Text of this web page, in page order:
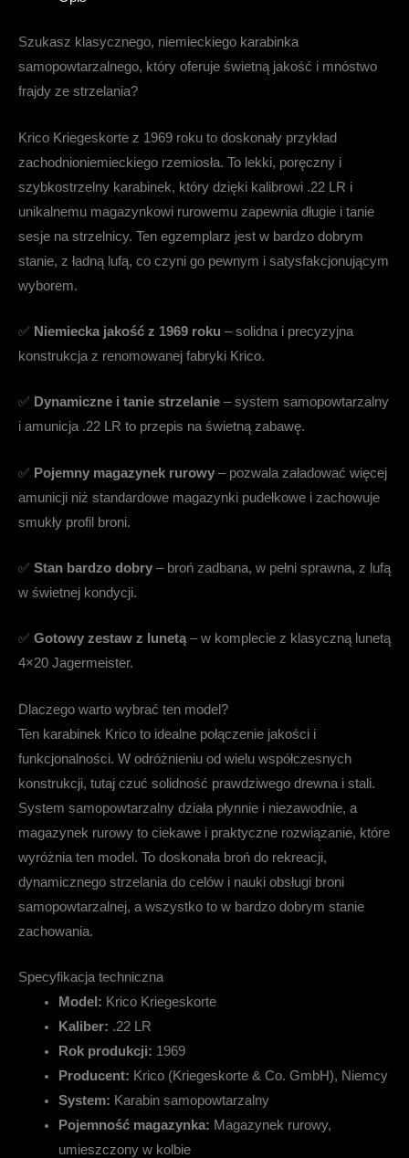
Szukasz klasycznego, niemieckiego karabinka
samopowtarzalnego, który oferuje świetną jakość i mnóstwo
frajdy ze strzelania?
Krico Kriegeskorte z 1969 roku to doskonały przykład
zachodnioniemieckiego rzemiosła. To lekki, poręczny i
szybkostrzelny karabinek, który dzięki kalibrowi .22 LR i
unikalnemu magazynkowi rurowemu zapewnia długie i tanie
sesje na strzelnicy. Ten egzemplarz jest w bardzo dobrym
stanie, z ładną lufą, co czyni go pewnym i satysfakcjonującym
wyborem.
✅ Niemiecka jakość z 1969 roku – solidna i precyzyjna
konstrukcja z renomowanej fabryki Krico.
✅ Dynamiczne i tanie strzelanie – system samopowtarzalny
i amunicja .22 LR to przepis na świetną zabawę.
✅ Pojemny magazynek rurowy – pozwala załadować więcej
amunicji niż standardowe magazynki pudełkowe i zachowuje
smukły profil broni.
✅ Stan bardzo dobry – broń zadbana, w pełni sprawna, z lufą
w świetnej kondycji.
✅ Gotowy zestaw z lunetą– w komplecie z klasyczną lunetą
4×20 Jagermeister.
Dlaczego warto wybrać ten model?
Ten karabinek Krico to idealne połączenie jakości i
funkcjonalności. W odróżnieniu od wielu współczesnych
konstrukcji, tutaj czuć solidność prawdziwego drewna i stali.
System samopowtarzalny działa płynnie i niezawodnie, a
magazynek rurowy to ciekawe i praktyczne rozwiązanie, które
wyróżnia ten model. To doskonała broń do rekreacji,
dynamicznego strzelania do celów i nauki obsługi broni
samopowtarzalnej, a wszystko to w bardzo dobrym stanie
zachowania.
Specyfikacja techniczna
Model: Krico Kriegeskorte
Kaliber: .22 LR
Rok produkcji: 1969
Producent: Krico (Kriegeskorte & Co. GmbH), Niemcy
System: Karabin samopowtarzalny
Pojemność magazynka: Magazynek rurowy,
umieszczony w kolbie